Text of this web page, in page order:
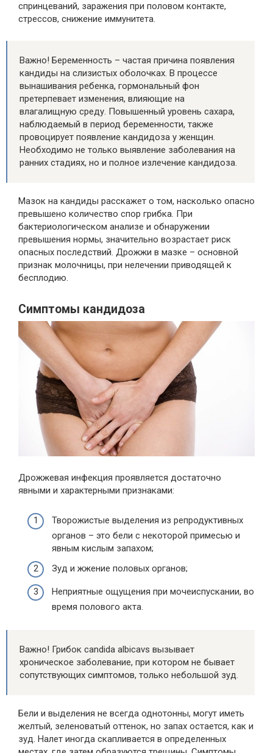
спринцеваний, заражения при половом контакте,
стрессов, снижение иммунитета.
Важно! Беременность – частая причина появления
кандиды на слизистых оболочках. В процессе
вынашивания ребенка, гормональный фон
претерпевает изменения, влияющие на
влагалищную среду. Повышенный уровень сахара,
наблюдаемый в период беременности, также
провоцирует появление кандидоза у женщин.
Необходимо не только выявление заболевания на
ранних стадиях, но и полное излечение кандидоза.
Мазок на кандиды расскажет о том, насколько опасно
превышено количество спор грибка. При
бактериологическом анализе и обнаружении
превышения нормы, значительно возрастает риск
опасных последствий. Дрожжи в мазке – основной
признак молочницы, при нелечении приводящей к
бесплодию.
Симптомы кандидоза
Дрожжевая инфекция проявляется достаточно
явными и характерными признаками:
Творожистые выделения из репродуктивных
органов – это бели с некоторой примесью и
явным кислым запахом;
Зуд и жжение половых органов;
Неприятные ощущения при мочеиспускании, во
время полового акта.
Важно! Грибок candida albicavs вызывает
хроническое заболевание, при котором не бывает
сопутствующих симптомов, только небольшой зуд.
Бели и выделения не всегда однотонны, могут иметь
желтый, зеленоватый оттенок, но запах остается, как и
зуд. Налет иногда скапливается в определенных